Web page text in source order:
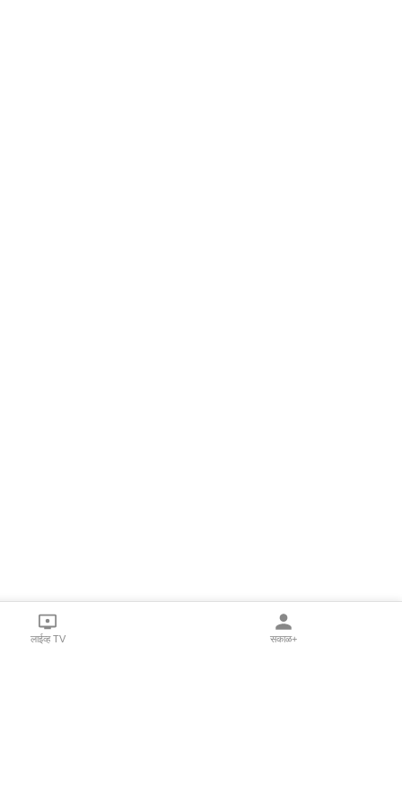
लाईव्ह TV सकाळ+